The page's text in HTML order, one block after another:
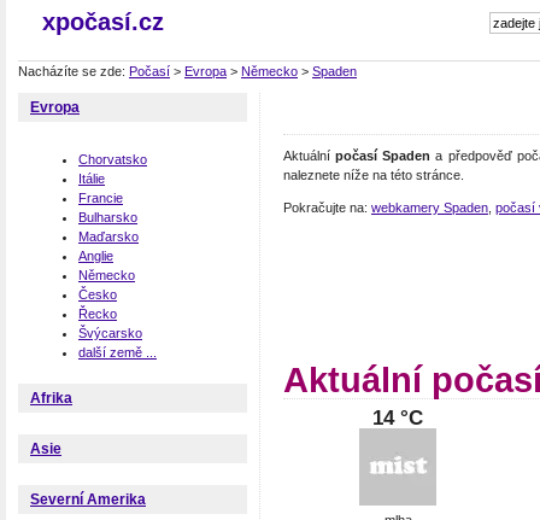
xpočasí.cz
Nacházíte se zde: Počasí > Evropa > Německo > Spaden
Evropa
Chorvatsko
Itálie
Francie
Bulharsko
Maďarsko
Anglie
Německo
Česko
Řecko
Švýcarsko
další země ...
Afrika
Asie
Severní Amerika
Aktuálnípočasí Spaden a předpověď
naleznete níže na této stránce.
Pokračujte na: webkamery Spaden počasí
Aktuální
14 °C